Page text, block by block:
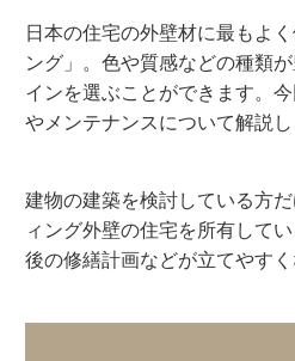
Fusion Type
Feel+1 Type
設備について
アパートができるまで
東京ゼロエミ住宅
建物管理
オーナーサポート
オーナーさま・ゲストの声
オーナーさまの声
ご相談の流れ
お知らせ
日本の住宅の外壁材に最もよ
ング」。色や質感などの種類
インを選ぶことができます。
やメンテナンスについて解説し
建物の建築を検討している方
ィング外壁の住宅を所有して
後の修繕計画などが立てやすく